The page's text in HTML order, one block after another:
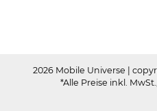
2026 Mobile Universe |
*Alle Preise inkl.